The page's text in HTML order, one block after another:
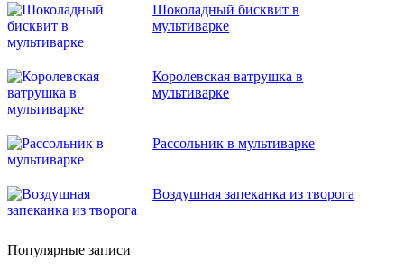
Шоколадный бисквит в
мультиварке
Королевская ватрушка в
мультиварке
Рассольник в мультиварке
Воздушная запеканка из творога
Популярные записи